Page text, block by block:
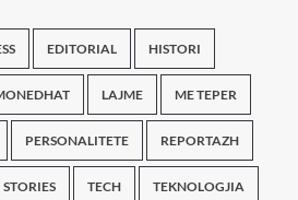
EDITORIAL HISTORI
LAJME ME TEPER
PERSONALITETE REPORTAZH
STORIES TECH TEKNOLOGJIA